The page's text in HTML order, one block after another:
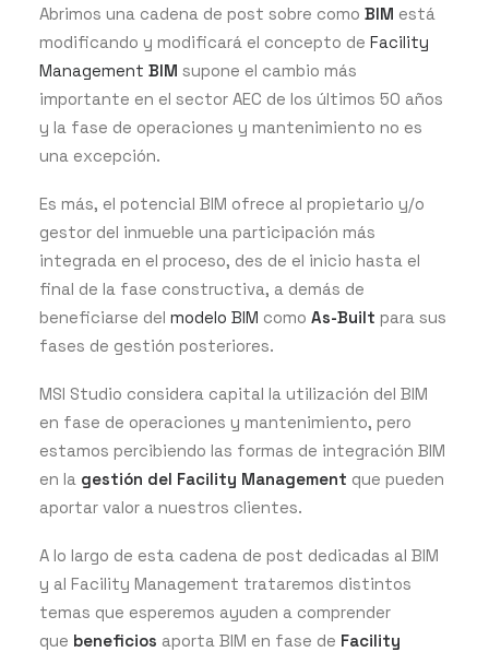
Abrimos una cadena de post sobre como BIM está
modificando y modificará el concepto de Facility
Management BIM supone el cambio más
importante en el sector AEC de los últimos 50 años
y la fase de operaciones y mantenimiento no es
una excepción.
Es más, el potencial BIM ofrece al propietario y/o
gestor del inmueble una participación más
integrada en el proceso, des de el inicio hasta el
final de la fase constructiva, a demás de
beneficiarse del modelo BIM como As-Built para sus
fases de gestión posteriores.
MSI Studio considera capital la utilización del BIM
en fase de operaciones y mantenimiento, pero
estamos percibiendo las formas de integración BIM
en la gestión del Facility Management que pueden
aportar valor a nuestros clientes.
A lo largo de esta cadena de post dedicadas al BIM
y al Facility Management trataremos distintos
temas que esperemos ayuden a comprender
que beneficios aporta BIM en fase de Facility